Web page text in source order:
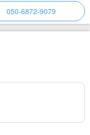
050-6872-9079